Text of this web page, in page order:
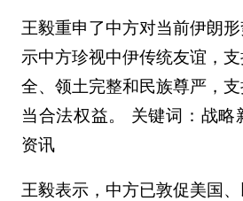
王毅重申了中方对当前伊朗
示中方珍视中伊传统友谊，
全、领土完整和民族尊严，
当合法权益。 关键词：战略
资讯
王毅表示，中方已敦促美国